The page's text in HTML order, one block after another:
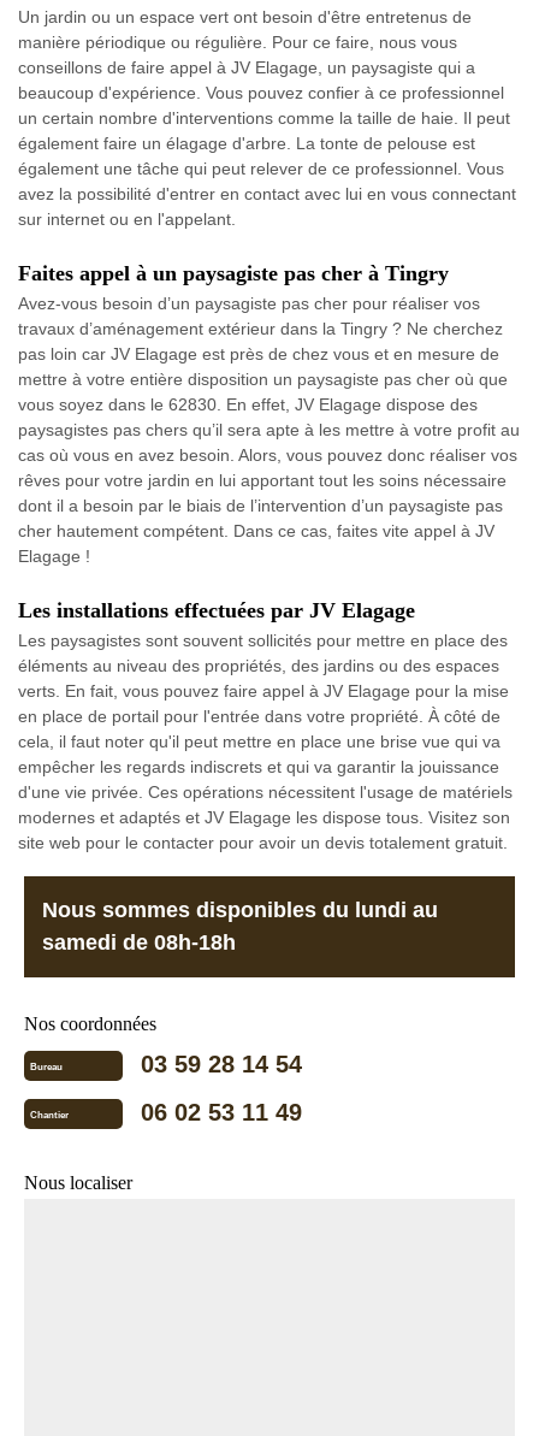
Un jardin ou un espace vert ont besoin d'être entretenus de
manière périodique ou régulière. Pour ce faire, nous vous
conseillons de faire appel à JV Elagage, un paysagiste qui a
beaucoup d'expérience. Vous pouvez confier à ce professionnel
un certain nombre d'interventions comme la taille de haie. Il peut
également faire un élagage d'arbre. La tonte de pelouse est
également une tâche qui peut relever de ce professionnel. Vous
avez la possibilité d'entrer en contact avec lui en vous connectant
sur internet ou en l'appelant.
Faites appel à un paysagiste pas cher à Tingry
Avez-vous besoin d’un paysagiste pas cher pour réaliser vos
travaux d’aménagement extérieur dans la Tingry ? Ne cherchez
pas loin car JV Elagage est près de chez vous et en mesure de
mettre à votre entière disposition un paysagiste pas cher où que
vous soyez dans le 62830. En effet, JV Elagage dispose des
paysagistes pas chers qu’il sera apte à les mettre à votre profit au
cas où vous en avez besoin. Alors, vous pouvez donc réaliser vos
rêves pour votre jardin en lui apportant tout les soins nécessaire
dont il a besoin par le biais de l’intervention d’un paysagiste pas
cher hautement compétent. Dans ce cas, faites vite appel à JV
Elagage !
Les installations effectuées par JV Elagage
Les paysagistes sont souvent sollicités pour mettre en place des
éléments au niveau des propriétés, des jardins ou des espaces
verts. En fait, vous pouvez faire appel à JV Elagage pour la mise
en place de portail pour l'entrée dans votre propriété. À côté de
cela, il faut noter qu'il peut mettre en place une brise vue qui va
empêcher les regards indiscrets et qui va garantir la jouissance
d'une vie privée. Ces opérations nécessitent l'usage de matériels
modernes et adaptés et JV Elagage les dispose tous. Visitez son
site web pour le contacter pour avoir un devis totalement gratuit.
Nous sommes disponibles du lundi au
samedi de 08h-18h
Nos coordonnées
Bureau 03 59 28 14 54
Chantier 06 02 53 11 49
Nous localiser